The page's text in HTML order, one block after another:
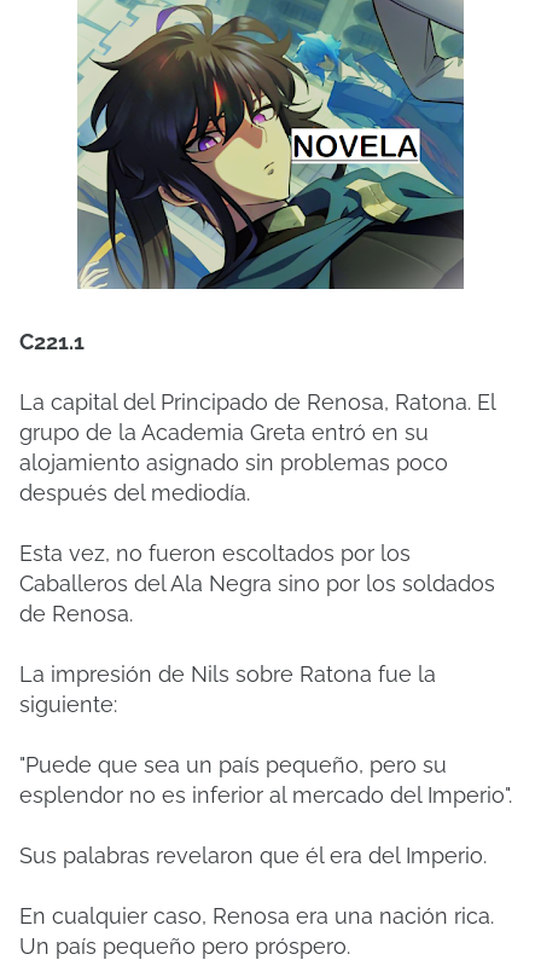
C221.1
La capital del Principado de Renosa, Ratona. El
grupo de la Academia Greta entró en su
alojamiento asignado sin problemas poco
después del mediodía.
Esta vez, no fueron escoltados por los
Caballeros del Ala Negra sino por los soldados
de Renosa.
La impresión de Nils sobre Ratona fue la
siguiente:
"Puede que sea un país pequeño, pero su
esplendor no es inferior al mercado del Imperio".
Sus palabras revelaron que él era del Imperio.
En cualquier caso, Renosa era una nación rica.
Un país pequeño pero próspero.